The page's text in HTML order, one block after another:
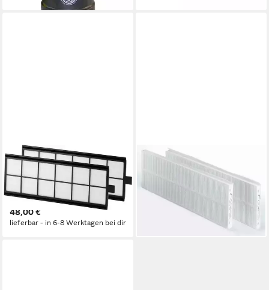
ZEHNDER
Filter-Set ZE Filterset
ComfoAir 350/550 G4,
(VPE=2Stk) je VPE
48,00 €
lieferbar - in 6-8 Werktagen bei dir
ZEHNDER
Filter-Set ZE Filterset
COMFOAIR Q350/450/600
F7/G4, (VPE=2Stk) je VPE
lieferbar - in 6-8 Werktagen bei dir